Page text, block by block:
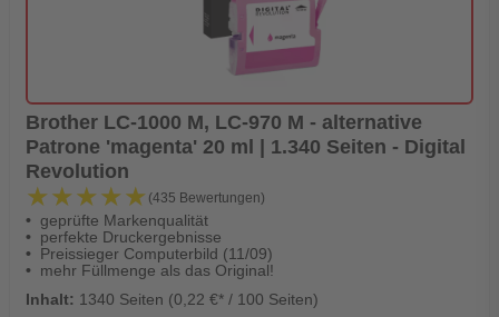
Brother LC-1000 M, LC-970 M - alternative
Patrone 'magenta' 20 ml | 1.340 Seiten - Digital
Revolution
★★★★★
★★★★★ (435 Bewertungen)
geprüfte Markenqualität
perfekte Druckergebnisse
Preissieger Computerbild (11/09)
mehr Füllmenge als das Original!
Inhalt: 1340 Seiten (0,22 €* / 100 Seiten)